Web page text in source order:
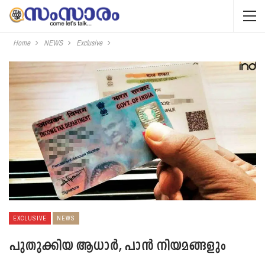
Home NEWS Exclusive
EXCLUSIVE NEWS
പുതുക്കിയ ആധാര്‍, പാന്‍ നിയമങ്ങളും